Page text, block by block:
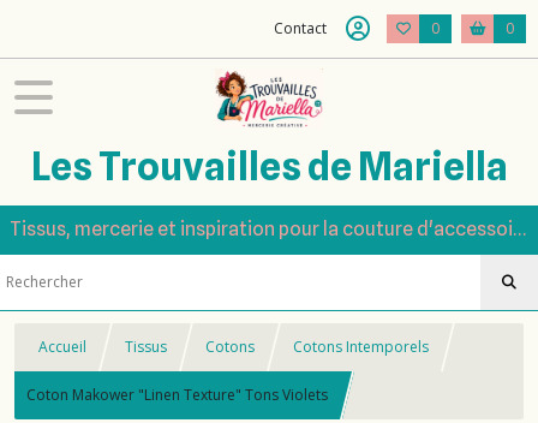
Contact 0 0
Les Trouvailles de Mariella
Tissus, mercerie et inspiration pour la couture d'accessoires
Accueil Tissus Cotons Cotons Intemporels
Coton Makower "Linen Texture" Tons Violets